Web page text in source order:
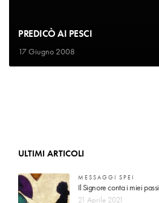
PREDICÒ AI PESCI
17 Giugno 2008
ULTIMI ARTICOLI
MESSAGGI SPEI
Il Signore conta i miei passi
21 Aprile 2021